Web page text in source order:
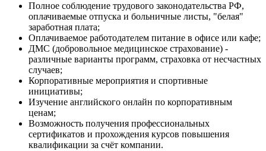
Полное соблюдение трудового законодательства РФ,
оплачиваемые отпуска и больничные листы, "белая"
заработная плата;
Оплачиваемое работодателем питание в офисе или кафе;
ДМС (добровольное медицинское страхование) -
различные варианты программ, страховка от несчастных
случаев;
Корпоративные мероприятия и спортивные
инициативы;
Изучение английского онлайн по корпоративным
ценам;
Возможность получения профессиональных
сертификатов и прохождения курсов повышения
квалификации за счёт компании.